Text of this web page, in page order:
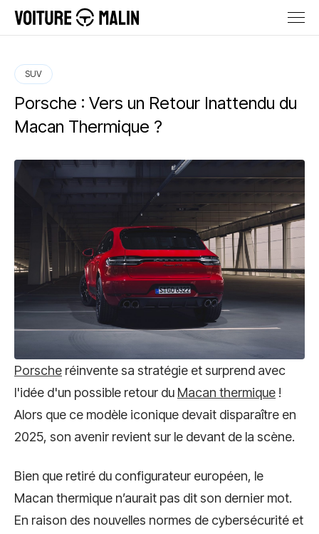
SUV
Porsche : Vers un Retour Inattendu du
Macan Thermique ?
Porsche réinvente sa stratégie et surprend avec
l'idée d'un possible retour du Macan thermique !
Alors que ce modèle iconique devait disparaître en
2025, son avenir revient sur le devant de la scène.
Bien que retiré du configurateur européen, le
Macan thermique n’aurait pas dit son dernier mot.
En raison des nouvelles normes de cybersécurité et